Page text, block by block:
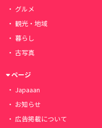
グルメ
観光・地域
暮らし
古写真
ページ
Japaaan
お知らせ
広告掲載について